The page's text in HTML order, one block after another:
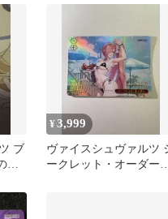
ブ
¥3,999
ヴァイスシュヴァルツ
ークレット・オーダー